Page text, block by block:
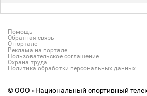
Помощь
Обратная связь
О портале
Реклама на портале
Пользовательское соглашение
Охрана труда
Политика обработки персональных данных
© ООО «Национальный спортивный